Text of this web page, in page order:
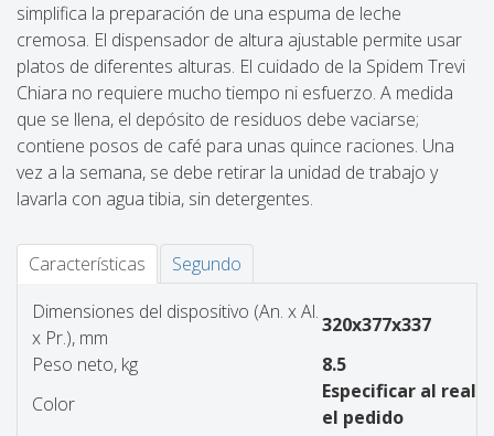
simplifica la preparación de una espuma de leche
cremosa. El dispensador de altura ajustable permite usar
platos de diferentes alturas. El cuidado de la Spidem Trevi
Chiara no requiere mucho tiempo ni esfuerzo. A medida
que se llena, el depósito de residuos debe vaciarse;
contiene posos de café para unas quince raciones. Una
vez a la semana, se debe retirar la unidad de trabajo y
lavarla con agua tibia, sin detergentes.
Características
Segundo
Dimensiones del dispositivo (An. x Al.
x Pr.), mm
320x377x337
Peso neto, kg
8.5
Color
Especificar al
el pedido